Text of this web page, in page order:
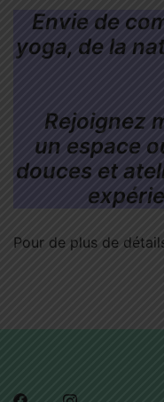
Envie de
yoga, de la
Rejoignez
un espace
douces et
Pour de plus de